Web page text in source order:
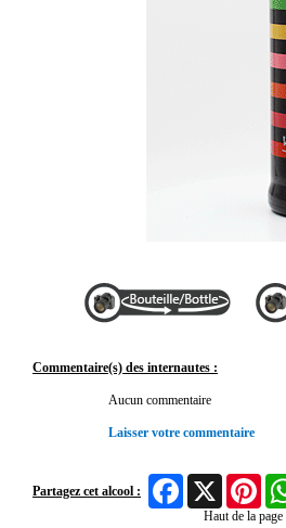
Commentaire(s) des internautes :
Aucun commentaire
Laisser votre commentaire
Partagez cet alcool :
FacebookX
Haut de la page